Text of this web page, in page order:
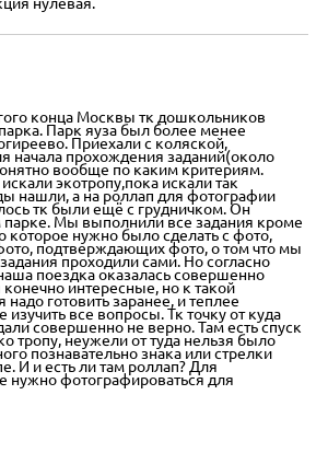
конца Москвы тк дошкольников
Парк яуза был более менее
Приехали с коляской,
начала прохождения заданий(около
вообще по каким критериям.
экотропу,пока искали так
нашли, а на роллап для фотографии
тк были ещё с грудничком. Он
парке. Мы выполнили все задания кроме
которое нужно было сделать с фото,
подтверждающих фото, о том что мы
проходили сами. Но согласно
поездка оказалась совершенно
конечно интересные, но к такой
надо готовить заранее, и теплее
изучить все вопросы. Тк точку от куда
совершенно не верно. Там есть спуск
тропу, неужели от туда нельзя было
познавательно знака или стрелки
И и есть ли там роллап? Для
нужно фотографироваться для